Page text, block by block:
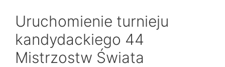
Uruchomienie turnieju
kandydackiego 44
Mistrzostw Świata